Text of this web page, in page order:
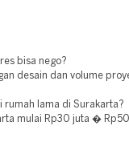
bisa nego?
desain dan volume
rumah lama di Surakarta?
mulai Rp30 juta �